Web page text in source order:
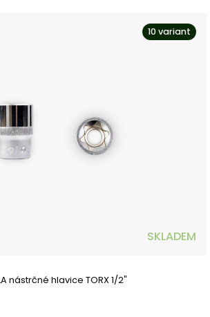
10 variant
SKLADEM
nástrčné hlavice TORX 1/2"